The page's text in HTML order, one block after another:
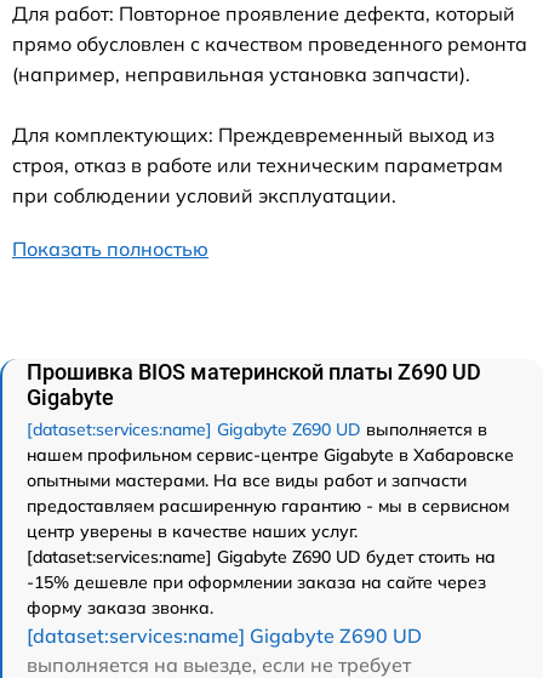
Для работ: Повторное проявление дефекта, который
прямо обусловлен с качеством проведенного ремонта
(например, неправильная установка запчасти).
Для комплектующих: Преждевременный выход из
строя, отказ в работе или техническим параметрам
при соблюдении условий эксплуатации.
Показать полностью
Прошивка BIOS материнской платы Z690 UD
Gigabyte
[dataset:services:name] Gigabyte Z690 UD выполняется в
нашем профильном сервис-центре Gigabyte в Хабаровске
опытными мастерами. На все виды работ и запчасти
предоставляем расширенную гарантию - мы в сервисном
центр уверены в качестве наших услуг.
[dataset:services:name] Gigabyte Z690 UD будет стоить на
-15% дешевле при оформлении заказа на сайте через
форму заказа звонка.
[dataset:services:name] Gigabyte Z690 UD
выполняется на выезде, если не требует